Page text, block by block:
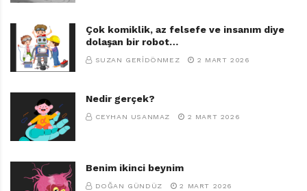
Çok komiklik, az felsefe ve insanım diye
dolaşan bir robot…
SUZAN GERIDÖNMEZ 2 MART 2026
Nedir gerçek?
CEYHAN USANMAZ 2 MART 2026
Benim ikinci beynim
DOĞAN GÜNDÜZ 2 MART 2026